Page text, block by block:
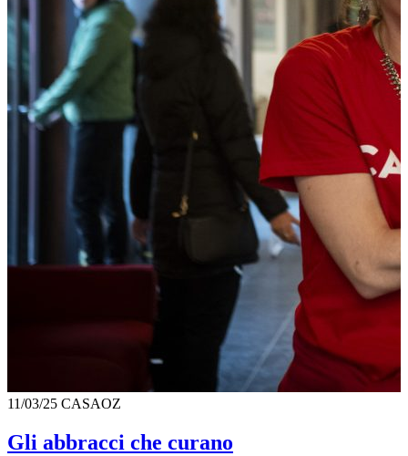
11/03/25 CASAOZ
Gli abbracci che curano